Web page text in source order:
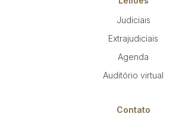
Judiciais
Extrajudiciais
Agenda
Auditório virtual
Contato